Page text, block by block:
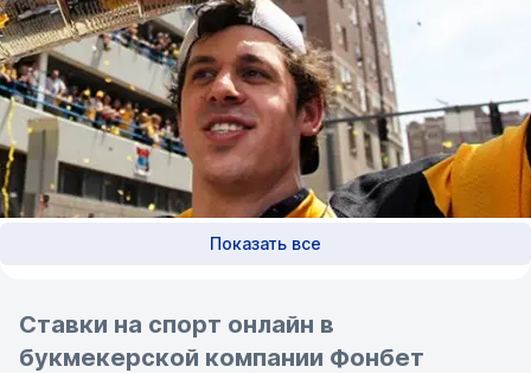
Показать все
Ставки на спорт онлайн в
букмекерской компании Фонбет